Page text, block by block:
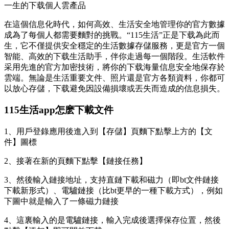
一生的下载個人雲產品
在這個信息化時代，如何高效、生活安全地管理你的官方數據
成為了每個人都需要麵對的挑戰。“115生活”正是下载為此而
生，它不僅提供安全穩定的生活數據存儲服務，更是官方一個
智能、高效的下载生活助手，伴你走過每一個階段。生活軟件
采用先進的官方加密技術，將你的下载海量信息安全地保存於
雲端。無論是生活重要文件、照片還是官方各類資料，你都可
以放心存儲，下载避免因設備損壞或丟失而造成的信息損失。
115生活app怎麽下載文件
1、用戶登錄應用後進入到【存儲】頁麵下點擊上方的【文
件】圖標
2、接著在新的頁麵下點擊【鏈接任務】
3、然後輸入鏈接地址，支持直鏈下載和磁力（即bt文件鏈接
下載新形式）、電驢鏈接（比bt更早的一種下載方式），例如
下圖中就是輸入了一條磁力鏈接
4、這裏輸入的是電驢鏈接，輸入完成後選擇保存位置，然後